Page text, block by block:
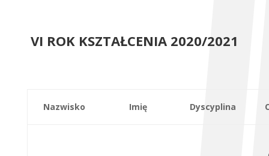
VI ROK KSZTAŁCENIA 2020/2021
Nazwisko Imię Dyscyplina